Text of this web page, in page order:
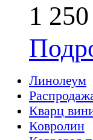
1
Линолеум
Кварц
Ковролин